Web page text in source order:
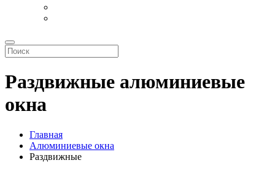
Раздвижные алюминиевые
окна
Главная
Алюминиевые окна
Раздвижные